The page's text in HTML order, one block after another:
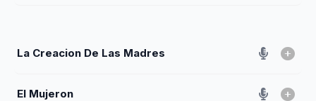
La Creacion De Las Madres
El Mujeron